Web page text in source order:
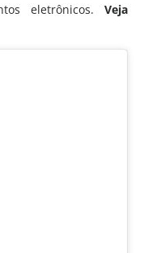
eletrônicos. Veja